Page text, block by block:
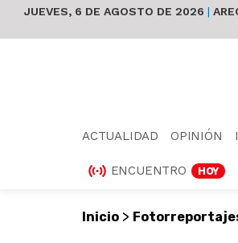
JUEVES, 6 DE AGOSTO DE 2026 |
ACTUALIDAD OPINIÓN
ENCUENTRO HOY
Inicio >